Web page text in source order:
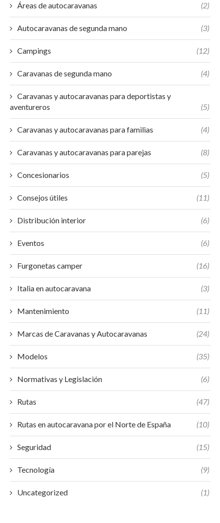
Áreas de autocaravanas (2)
Autocaravanas de segunda mano (3)
Campings (12)
Caravanas de segunda mano (4)
Caravanas y autocaravanas para deportistas y
aventureros
(5)
Caravanas y autocaravanas para familias (4)
Caravanas y autocaravanas para parejas (8)
Concesionarios (5)
Consejos útiles (11)
Distribución interior (6)
Eventos (6)
Furgonetas camper (16)
Italia en autocaravana (3)
Mantenimiento (11)
Marcas de Caravanas y Autocaravanas (24)
Modelos (35)
Normativas y Legislación (6)
Rutas (47)
Rutas en autocaravana por el Norte de España (10)
Seguridad (15)
Tecnología (9)
Uncategorized (1)